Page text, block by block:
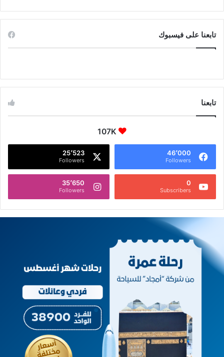
تابعنا على فيسبوك
تابعنا
107K
46٬000
Followers
25٬523
Followers
0
Subscribers
35٬650
Followers